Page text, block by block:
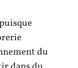
du